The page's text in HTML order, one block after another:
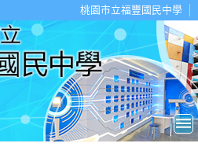
桃園市立福豐國民中學